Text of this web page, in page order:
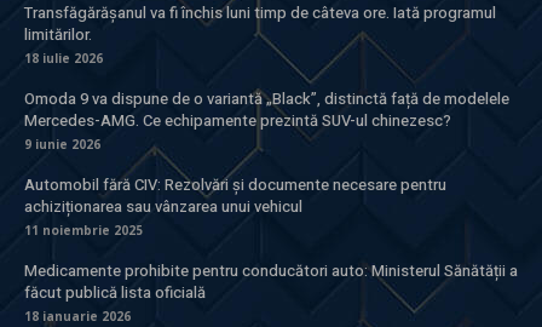
Transfăgărășanul va fi închis luni timp de câteva ore. Iată programul
limitărilor.
18 iulie 2026
Omoda 9 va dispune de o variantă „Black”, distinctă față de modelele
Mercedes-AMG. Ce echipamente prezintă SUV-ul chinezesc?
9 iunie 2026
Automobil fără CIV: Rezolvări și documente necesare pentru
achiziționarea sau vânzarea unui vehicul
11 noiembrie 2025
Medicamente prohibite pentru conducători auto: Ministerul Sănătății a
făcut publică lista oficială
18 ianuarie 2026